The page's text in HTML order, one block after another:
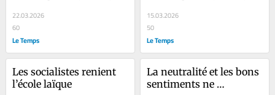
Se connecter Faites plaisir à vos...
22.03.2026
60
Le Temps
Se connecter Faites plaisir à vos...
15.03.2026
50
Le Temps
Les socialistes renient
l’école laïque
La neutralité et les bons
sentiments ne